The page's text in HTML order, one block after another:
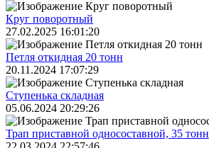
Круг поворотный
27.02.2025 16:01:20
Петля откидная 20 тонн
20.11.2024 17:07:29
Ступенька складная
05.06.2024 20:29:26
Трап приставной односоставной, 35 тонн